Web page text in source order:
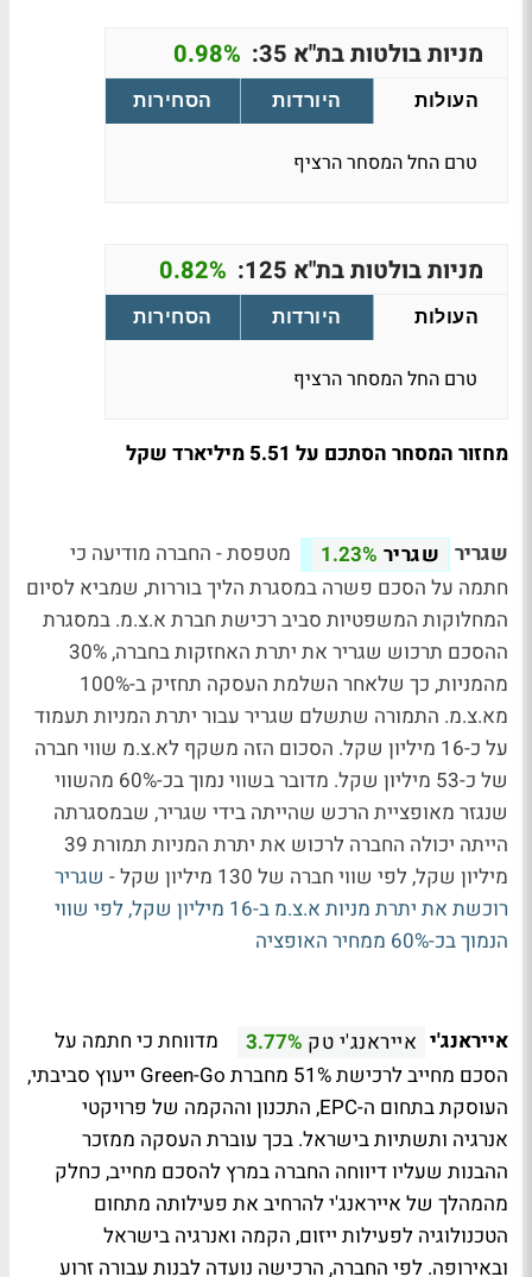
מניות בולטות בת"א 35: 0.98%
העולות היורדות הסחירות
טרם החל המסחר הרציף
מניות בולטות בת"א 125: 0.82%
העולות היורדות הסחירות
טרם החל המסחר הרציף
מחזור המסחר הסתכם על 5.51 מיליארד שקל
שגריר שגריר 1.23%
מטפסת - החברה מודיעה כי
חתמה על הסכם פשרה במסגרת הליך בוררות, שמביא לסיום
המחלוקות המשפטיות סביב רכישת חברת א.צ.מ. במסגרת
ההסכם תרכוש שגריר את יתרת האחזקות בחברה, 30%
מהמניות, כך שלאחר השלמת העסקה תחזיק ב-100%
מא.צ.מ. התמורה שתשלם שגריר עבור יתרת המניות תעמוד
על כ-16 מיליון שקל. הסכום הזה משקף לא.צ.מ שווי חברה
של כ-53 מיליון שקל. מדובר בשווי נמוך בכ-60% מהשווי
שנגזר מאופציית הרכש שהייתה בידי שגריר, שבמסגרתה
הייתה יכולה החברה לרכוש את יתרת המניות תמורת 39
מיליון שקל, לפי שווי חברה של 130 מיליון שקל -
שגריר
רוכשת את יתרת מניות א.צ.מ ב-16 מיליון שקל, לפי שווי
הנמוך בכ-60% ממחיר האופציה
אייראנג'י אייראנג'י טק 3.77%
מדווחת כי חתמה על
הסכם מחייב לרכישת 51% מחברת Green-Go ייעוץ סביבתי,
העוסקת בתחום ה-EPC, התכנון וההקמה של פרויקטי
אנרגיה ותשתיות בישראל. בכך עוברת העסקה ממזכר
ההבנות שעליו דיווחה החברה במרץ להסכם מחייב, כחלק
מהמהלך של אייראנג'י להרחיב את פעילותה מתחום
הטכנולוגיה לפעילות ייזום, הקמה ואנרגיה בישראל
ובאירופה. לפי החברה, הרכישה נועדה לבנות עבורה זרוע